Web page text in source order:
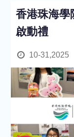
香港珠海學
啟動禮
10-31,2025